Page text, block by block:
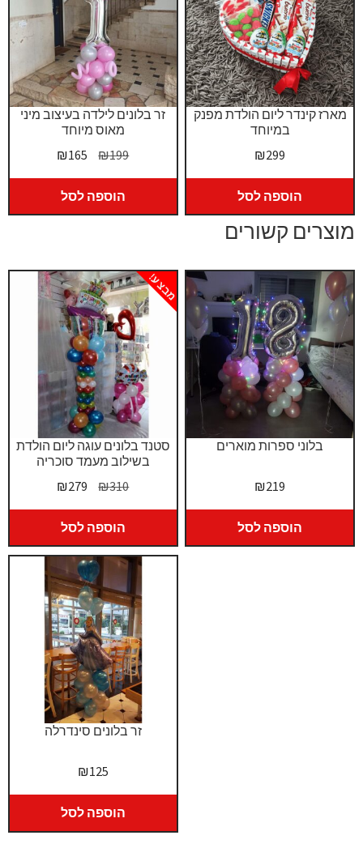
זר בלונים לילדה בעיצוב מיני
מאוס מיוחד
₪199
המחיר
היה:
₪199.
₪165
המחיר
₪165.
הוספה לסל
מארז קינדר ליום הולדת מפנק
במיוחד
₪299
הוספה לסל
מוצרים קשורים
סטנד בלונים עוגה ליום הולדת
בשילוב מעמד סוכריה
מבצע!
₪310
המחיר
היה:
₪310.
₪279
המחיר
₪279.
הוספה לסל
בלוני ספרות מוארים
₪219
הוספה לסל
זר בלונים סינדרלה
₪125
הוספה לסל